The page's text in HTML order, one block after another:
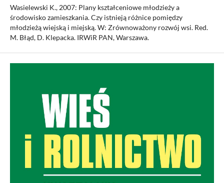
Wasielewski K., 2007: Plany kształceniowe młodzieży a
środowisko zamieszkania. Czy istnieją różnice pomiędzy
młodzieżą wiejską i miejską. W: Zrównoważony rozwój wsi. Red.
M. Błąd, D. Klepacka. IRWiR PAN, Warszawa.